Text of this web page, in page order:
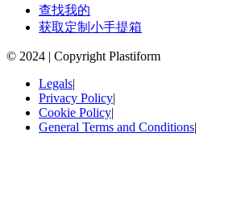
查找我的
获取定制小手提箱
© 2024 | Copyright Plastiform
Legals|
Privacy Policy|
Cookie Policy|
General Terms and Conditions|